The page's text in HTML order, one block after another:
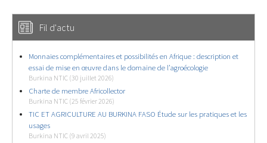
Fil d'actu
Monnaies complémentaires et possibilités en Afrique : description et
essai de mise en œuvre dans le domaine de l’agroécologie
Burkina NTIC (30 juillet 2026)
Charte de membre Africollector
Burkina NTIC (25 février 2026)
TIC ET AGRICULTURE AU BURKINA FASO Étude sur les pratiques et les
usages
Burkina NTIC (9 avril 2025)